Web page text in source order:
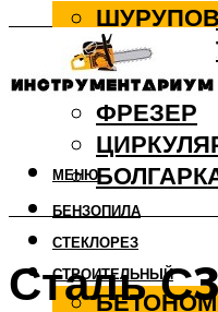
ДРЕЛЬ
ФРЕЗЕР
БЕНЗОПИЛА
СТЕКЛОРЕЗ
СТРОИТЕЛЬНЫЙ
МЕНЮ
Сталь